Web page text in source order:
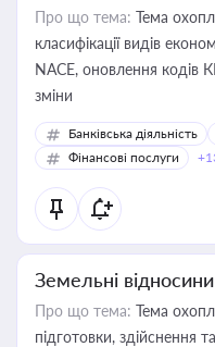
Про що тема: Тема
класифікації видів
NACE, оновлення кодів
зміни
Банківська діяльність
Фінансові послуги
Земельні
Про що тема: Тема
підготовки, здійснення